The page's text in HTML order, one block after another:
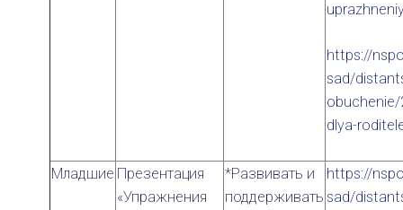
https://
sad/
dlya-
Младшие Презентация
«Упражнения
*Развивать и
поддерживать
https://
sad/